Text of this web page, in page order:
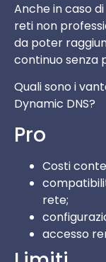
Anche in caso di
reti non
da poter
continuo senza
Quali sono i
Dynamic DNS?
Pro
Costi
rete;
accesso